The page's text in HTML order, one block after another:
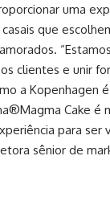
uma
que
clientes e unir
a Kopenhagen
Cake é
para ser
sênior de